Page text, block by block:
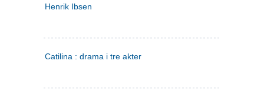
Henrik Ibsen
Catilina : drama i tre akter